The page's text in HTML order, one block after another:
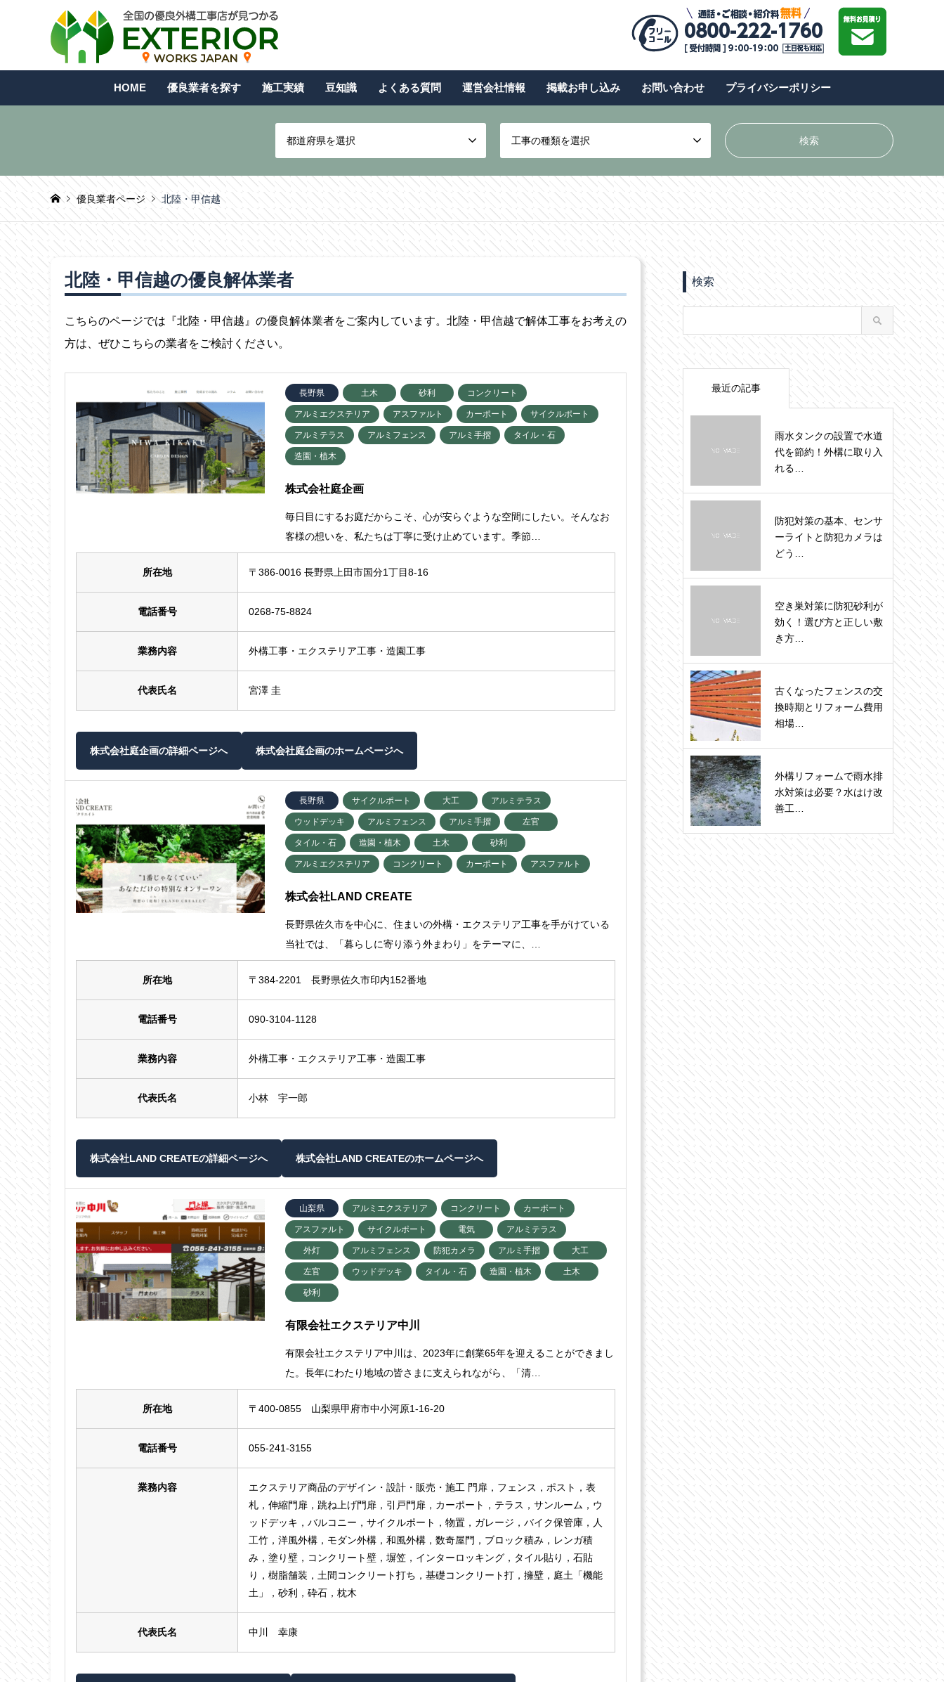
HOME 優良業者を探す 施工実績 豆知識 よくある質問 運営会社情報 掲載お申し込み お問い合わせ プライバシーポリシー
都道府県を選択 工事の種類を選択
優良業者ページ 北陸・甲信越
北陸・甲信越の優良解体業者
こちらのページでは『北陸・甲信越』の優良解体業者をご案内しています。北陸・甲信越で解体工事をお考えの
方は、ぜひこちらの業者をご検討ください。
長野県 土木 砂利 コンクリート
アルミエクステリア アスファルト カーポート サイクルポート
アルミテラス アルミフェンス アルミ手摺 タイル・石
造園・植木
株式会社庭企画
毎日目にするお庭だからこそ、心が安らぐような空間にしたい。そんなお
客様の想いを、私たちは丁寧に受け止めています。季節…
所在地 〒386-0016 長野県上田市国分1丁目8-16
電話番号 0268-75-8824
業務内容 外構工事・エクステリア工事・造園工事
代表氏名 宮澤 圭
株式会社庭企画の詳細ページへ 株式会社庭企画のホームページへ
長野県 サイクルポート 大工 アルミテラス
ウッドデッキ アルミフェンス アルミ手摺 左官
タイル・石 造園・植木 土木 砂利
アルミエクステリア コンクリート カーポート アスファルト
株式会社LAND CREATE
長野県佐久市を中心に、住まいの外構・エクステリア工事を手がけている
当社では、「暮らしに寄り添う外まわり」をテーマに、…
所在地 〒384-2201 長野県佐久市印内152番地
電話番号 090-3104-1128
業務内容 外構工事・エクステリア工事・造園工事
代表氏名 小林 宇一郎
株式会社LAND CREATEの詳細ページへ 株式会社LAND CREATEのホームページへ
山梨県 アルミエクステリア コンクリート カーポート
アスファルト サイクルポート 電気 アルミテラス
外灯 アルミフェンス 防犯カメラ アルミ手摺 大工
左官 ウッドデッキ タイル・石 造園・植木 土木
砂利
有限会社エクステリア中川
有限会社エクステリア中川は、2023年に創業65年を迎えることができまし
た。長年にわたり地域の皆さまに支えられながら、「清…
所在地 〒400-0855 山梨県甲府市中小河原1-16-20
電話番号 055-241-3155
業務内容
エクステリア商品のデザイン・設計・販売・施工 門扉，フェンス，ポスト，表
札，伸縮門扉，跳ね上げ門扉，引戸門扉，カーポート，テラス，サンルーム，ウ
ッドデッキ，バルコニー，サイクルポート，物置，ガレージ，バイク保管庫，人
工竹，洋風外構，モダン外構，和風外構，数奇屋門，ブロック積み，レンガ積
み，塗り壁，コンクリート壁，塀笠，インターロッキング，タイル貼り，石貼
り，樹脂舗装，土間コンクリート打ち，基礎コンクリート打，擁壁，庭土「機能
土」，砂利，砕石，枕木
代表氏名 中川 幸康
検索
最近の記事
雨水タンクの設置で水道
代を節約！外構に取り入
れる…
防犯対策の基本、センサ
ーライトと防犯カメラは
どう…
空き巣対策に防犯砂利が
効く！選び方と正しい敷
き方…
古くなったフェンスの交
換時期とリフォーム費用
相場…
外構リフォームで雨水排
水対策は必要？水はけ改
善工…